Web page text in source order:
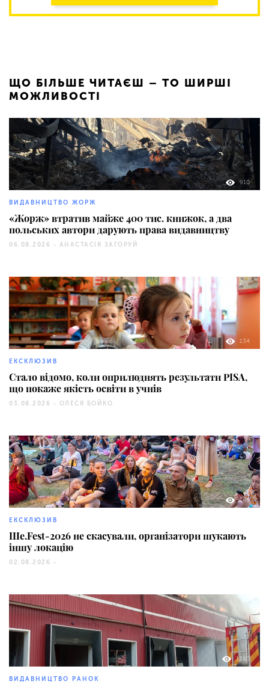
ЩО БІЛЬШЕ ЧИТАЄШ – ТО ШИРШІ
МОЖЛИВОСТІ
910
ВИДАВНИЦТВО ЖОРЖ
«Жорж» втратив майже 400 тис. книжок, а два
польських автори дарують права видавництву
06.08.2026 - АНАСТАСІЯ ЗАГОРУЙ
134
ЕКСКЛЮЗИВ
Стало відомо, коли оприлюднять результати PISA,
що покаже якість освіти в учнів
03.08.2026 - ОЛЕСЯ БОЙКО
146
ЕКСКЛЮЗИВ
Ше.Fest-2026 не скасували, організатори шукають
іншу локацію
02.08.2026 -
1360
ВИДАВНИЦТВО РАНОК